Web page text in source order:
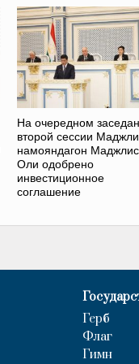
На очередном
второй сессии
намояндагон
Оли одобрено
инвестиционное
соглашение
Герб
Флаг
Гимн